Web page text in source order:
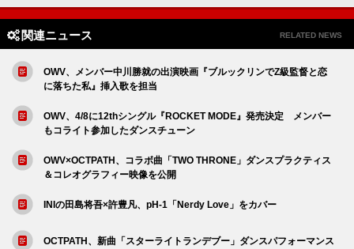
関連ニュース RELATED NEWS
OWV、メンバー中川勝就の出演映画『ブルックリンでZ級監督と恋
に落ちた私』挿入歌を担当
OWV、4/8に12thシングル『ROCKET MODE』発売決定 メンバー
もコライト参加したダンスチューン
OWV×OCTPATH、コラボ曲「TWO THRONE」ダンスプラクティス
＆コレオグラフィー映像を公開
INIの田島将吾×許豊凡、pH-1「Nerdy Love」をカバー
OCTPATH、新曲「スターライトランデブー」ダンスパフォーマンス